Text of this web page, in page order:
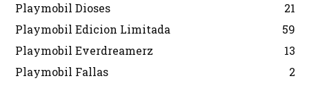
Playmobil Dioses
21
Playmobil Edicion Limitada
59
Playmobil Everdreamerz
13
Playmobil Fallas
2